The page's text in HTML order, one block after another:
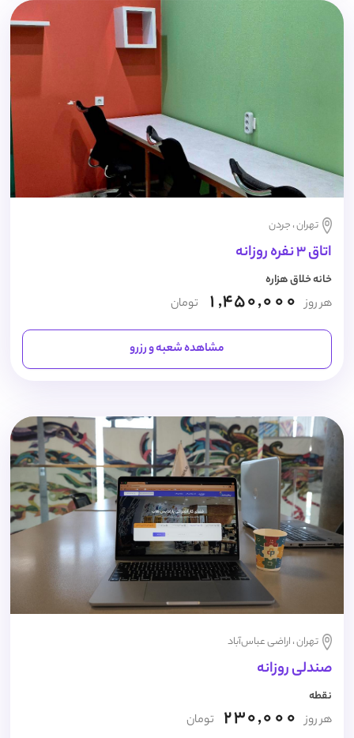
تهران ، جردن
اتاق 3 نفره روزانه
خانه خلاق هزاره
هر روز 1,450,000 تومان
مشاهده شعبه و رزرو
تهران ، اراضی عباس‌آباد
صندلی روزانه
نقطه
هر روز 230,000 تومان